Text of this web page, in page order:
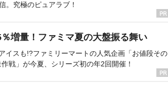
。究極のピュアラブ！
増量！ファミマ夏の大盤振る舞い
イスも!?ファミリーマートの人気企画「お値段その
戦」が今夏、シリーズ初の年2回開催！